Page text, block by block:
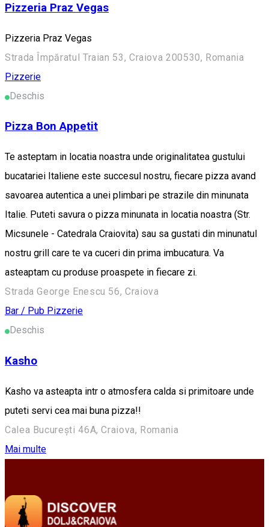
Pizzeria Praz Vegas
Pizzeria Praz Vegas
Strada Împăratul Traian 53, Craiova 200530, Romania
Pizzerie
Deschis
Pizza Bon Appetit
Te asteptam in locatia noastra unde originalitatea gustului
bucatariei Italiene este succesul nostru, fiecare pizza avand
savoarea autentica a unei plimbari pe strazile din minunata
Italie. Puteti savura o pizza minunata in locatia noastra (Str.
Micsunele - Catedrala Craiovita) sau sa gustati din minunatul
nostru grill care te va cuceri din prima imbucatura. Va
asteaptam cu produse proaspete in fiecare zi.
Strada George Enescu 56, Craiova
Bar / Pub Pizzerie
Deschis
Kasho
Kasho va asteapta intr o atmosfera calda si primitoare unde
puteti servi cea mai buna pizza!!
Calea București 46A, Craiova, Romania
Mai multe